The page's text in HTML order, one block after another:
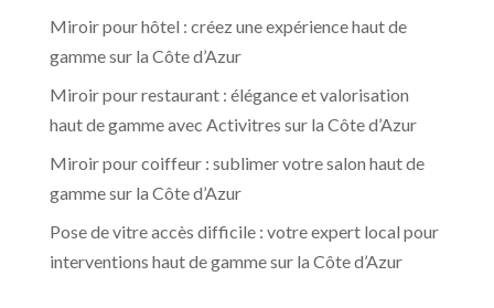
Miroir pour hôtel : créez une expérience haut de
gamme sur la Côte d’Azur
Miroir pour restaurant : élégance et valorisation
haut de gamme avec Activitres sur la Côte d’Azur
Miroir pour coiffeur : sublimer votre salon haut de
gamme sur la Côte d’Azur
Pose de vitre accès difficile : votre expert local pour
interventions haut de gamme sur la Côte d’Azur